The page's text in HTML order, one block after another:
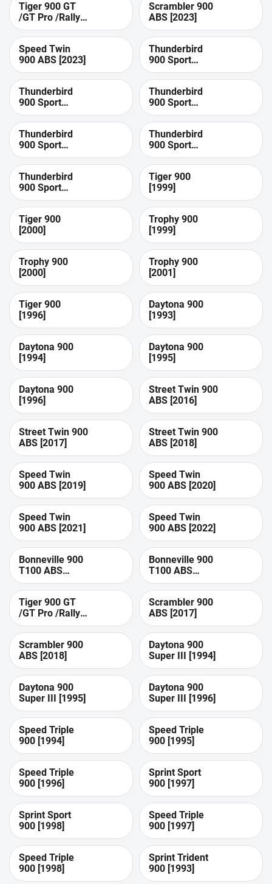
Tiger 900 GT
/GT Pro /Rally
/Rally Pro ABS
[2023]
Scrambler 900
ABS [2023]
Speed Twin
900 ABS [2023]
Thunderbird
900 Sport
[2003]
Thunderbird
900 Sport
[2004]
Thunderbird
900 Sport
[1997]
Thunderbird
900 Sport
[1998]
Thunderbird
900 Sport
[1999]
Thunderbird
900 Sport
[2000]
Tiger 900
[1999]
Tiger 900
[2000]
Trophy 900
[1999]
Trophy 900
[2000]
Trophy 900
[2001]
Tiger 900
[1996]
Daytona 900
[1993]
Daytona 900
[1994]
Daytona 900
[1995]
Daytona 900
[1996]
Street Twin 900
ABS [2016]
Street Twin 900
ABS [2017]
Street Twin 900
ABS [2018]
Speed Twin
900 ABS [2019]
Speed Twin
900 ABS [2020]
Speed Twin
900 ABS [2021]
Speed Twin
900 ABS [2022]
Bonneville 900
T100 ABS
[2017]
Bonneville 900
T100 ABS
[2018]
Tiger 900 GT
/GT Pro /Rally
/Rally Pro ABS
[2020]
Scrambler 900
ABS [2017]
Scrambler 900
ABS [2018]
Daytona 900
Super III [1994]
Daytona 900
Super III [1995]
Daytona 900
Super III [1996]
Speed Triple
900 [1994]
Speed Triple
900 [1995]
Speed Triple
900 [1996]
Sprint Sport
900 [1997]
Sprint Sport
900 [1998]
Speed Triple
900 [1997]
Speed Triple
900 [1998]
Sprint Trident
900 [1993]